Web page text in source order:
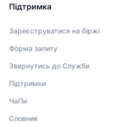
Підтримка
Зареєструватися на біржі
Форма запиту
Звернутись до Служби
Підтримки
ЧаПи
Словник